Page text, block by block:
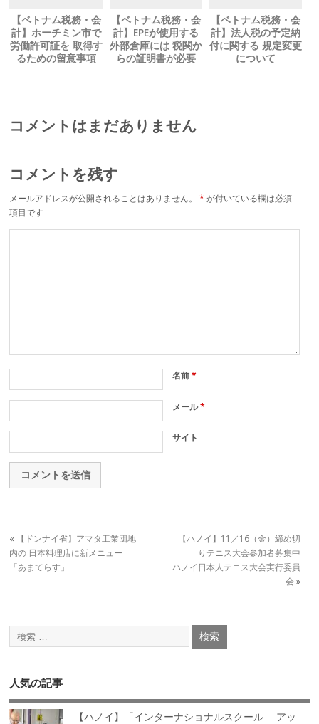
【ベトナム税務・会
計】ホーチミン市で
労働許可証を 取得す
るための留意事項
【ベトナム税務・会
計】EPEが使用する
外部倉庫には 税関か
らの証明書が必要
【ベトナム税務・会
計】法人税の予定納
付に関する 規定変更
について
コメントはまだありません
コメントを残す
メールアドレスが公開されることはありません。 * が付いている欄は必須
項目です
名前*
メール*
サイト
«
【ドンナイ省】アマタ工業団地
内の 日本料理店に新メニュー
「あまてらす」
【ハノイ】11／16（金）締め切
りテニス大会参加者募集中
ハノイ日本人テニス大会実行委員
会»
人気の記事
【ハノイ】「インターナショナルスクール アッ